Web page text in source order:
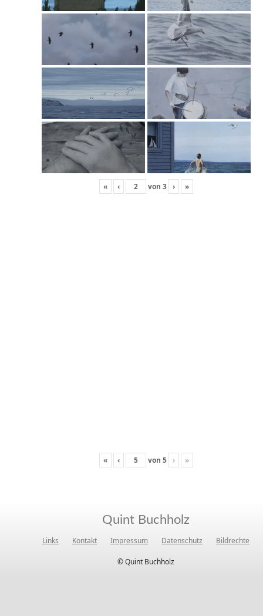
« ‹ von 3 › »
« ‹ von 5 › »
Quint Buchholz
Links Kontakt Impressum Datenschutz Bildrechte
© Quint Buchholz